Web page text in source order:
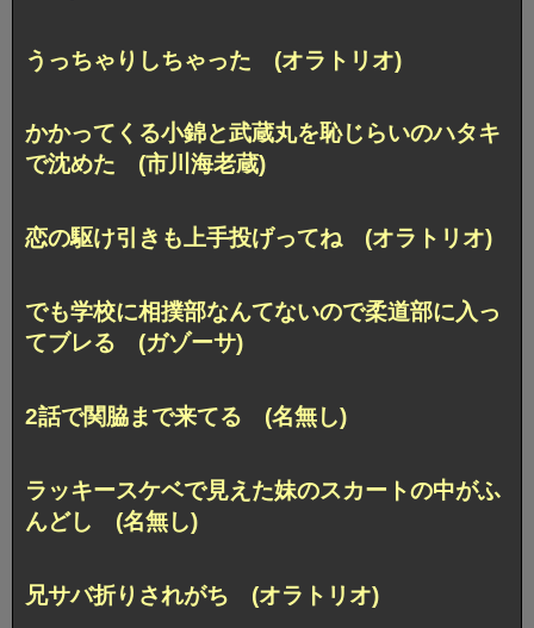
うっちゃりしちゃった (オラトリオ)
かかってくる小錦と武蔵丸を恥じらいのハタキ
で沈めた (市川海老蔵)
恋の駆け引きも上手投げってね (オラトリオ)
でも学校に相撲部なんてないので柔道部に入っ
てブレる (ガゾーサ)
2話で関脇まで来てる (名無し)
ラッキースケベで見えた妹のスカートの中がふ
んどし (名無し)
兄サバ折りされがち (オラトリオ)